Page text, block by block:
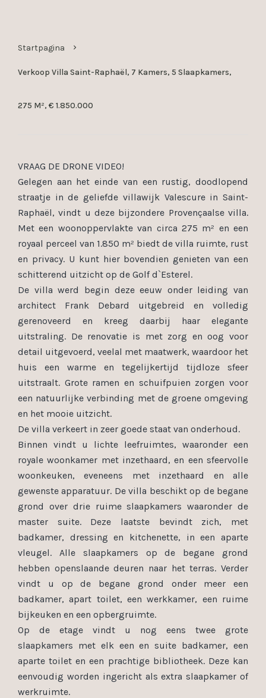
Startpagina
Verkoop Villa Saint-Raphaël, 7 Kamers, 5 Slaapkamers,
275 M², € 1.850.000
VRAAG DE DRONE VIDEO!
Gelegen aan het einde van een rustig, doodlopend
straatje in de geliefde villawijk Valescure in Saint-
Raphaël, vindt u deze bijzondere Provençaalse villa.
Met een woonoppervlakte van circa 275 m² en een
royaal perceel van 1.850 m² biedt de villa ruimte, rust
en privacy. U kunt hier bovendien genieten van een
schitterend uitzicht op de Golf d`Esterel.
De villa werd begin deze eeuw onder leiding van
architect Frank Debard uitgebreid en volledig
gerenoveerd en kreeg daarbij haar elegante
uitstraling. De renovatie is met zorg en oog voor
detail uitgevoerd, veelal met maatwerk, waardoor het
huis een warme en tegelijkertijd tijdloze sfeer
uitstraalt. Grote ramen en schuifpuien zorgen voor
een natuurlijke verbinding met de groene omgeving
en het mooie uitzicht.
De villa verkeert in zeer goede staat van onderhoud.
Binnen vindt u lichte leefruimtes, waaronder een
royale woonkamer met inzethaard, en een sfeervolle
woonkeuken, eveneens met inzethaard en alle
gewenste apparatuur. De villa beschikt op de begane
grond over drie ruime slaapkamers waaronder de
master suite. Deze laatste bevindt zich, met
badkamer, dressing en kitchenette, in een aparte
vleugel. Alle slaapkamers op de begane grond
hebben openslaande deuren naar het terras. Verder
vindt u op de begane grond onder meer een
badkamer, apart toilet, een werkkamer, een ruime
bijkeuken en een opbergruimte.
Op de etage vindt u nog eens twee grote
slaapkamers met elk een en suite badkamer, een
aparte toilet en een prachtige bibliotheek. Deze kan
eenvoudig worden ingericht als extra slaapkamer of
werkruimte.